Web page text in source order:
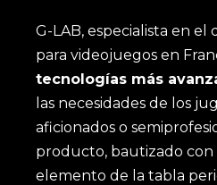
G-LAB, especialista en el
para videojuegos en
tecnologías más
las necesidades de los
aficionados o
producto, bautizado
elemento de la tabla